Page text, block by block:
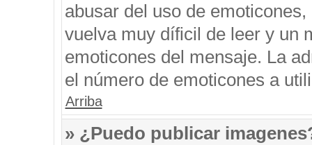
abusar del uso de
vuelva muy díficil de leer y un
emoticones del mensaje. La
el número de emoticones a
Arriba
» ¿Puedo publicar